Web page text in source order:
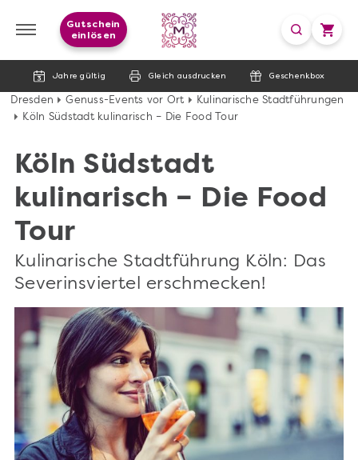
Jahre gültig Gleich ausdrucken Geschenkbox
Gutschein
einlösen
Dresden Genuss-Events vor Ort
Kulinarische Stadtführungen
Köln Südstadt kulinarisch – Die Food Tour
Köln Südstadt
kulinarisch – Die Food
Tour
Kulinarische Stadtführung Köln: Das
Severinsviertel erschmecken!